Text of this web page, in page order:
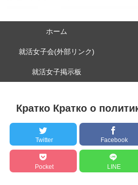
ホーム
就活女子会(外部リンク)
就活女子掲示板
Кратко Кратко о
Twitter Facebook
Pocket LINE